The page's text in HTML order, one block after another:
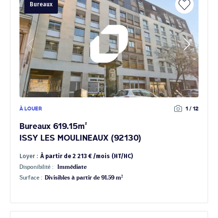
Bureaux
À LOUER 1 / 12
Bureaux 619.15m²
ISSY LES MOULINEAUX (92130)
Loyer : À partir de 2 213 € /mois (HT/HC)
Disponibilité :
Immédiate
Surface : Divisibles à partir de 91.59 m²